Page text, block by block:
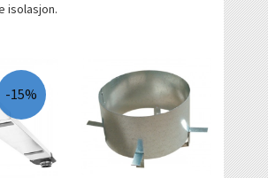
isolasjon.
-15%